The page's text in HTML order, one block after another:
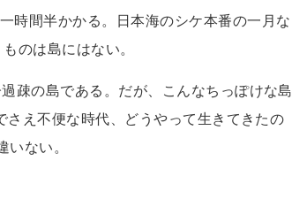
時間半かかる。日本海のシケ本番の一月な
のは島にはない。
疎の島である。だが、こんなちっぽけな島
え不便な時代、どうやって生きてきたの
ない。